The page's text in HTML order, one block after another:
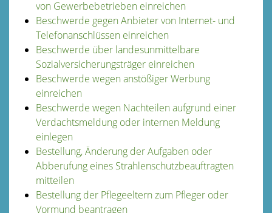
von Gewerbebetrieben einreichen
Beschwerde gegen Anbieter von Internet- und
Telefonanschlüssen einreichen
Beschwerde über landesunmittelbare
Sozialversicherungsträger einreichen
Beschwerde wegen anstößiger Werbung
einreichen
Beschwerde wegen Nachteilen aufgrund einer
Verdachtsmeldung oder internen Meldung
einlegen
Bestellung, Änderung der Aufgaben oder
Abberufung eines Strahlenschutzbeauftragten
mitteilen
Bestellung der Pflegeeltern zum Pfleger oder
Vormund beantragen